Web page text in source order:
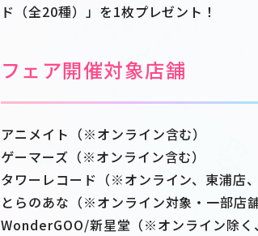
ド（全20種）」を1枚プレゼント！
フェア開催対象店舗
アニメイト（※オンライン含む）
ゲーマーズ（※オンライン含む）
タワーレコード（※オンライン、東浦店
とらのあな（※オンライン対象・一部店舗
WonderGOO/新星堂（※オンライン除く